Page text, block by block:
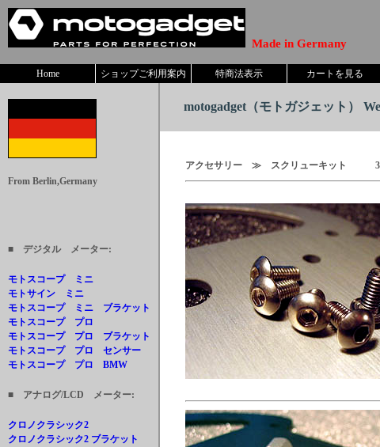
Made in Germany
Home ショップご利用案内 特商法表示 カートを見る
From Berlin,Germany
■ デジタル メーター:
モトスコープ ミニ
モトサイン ミニ
モトスコープ ミニ ブラケット
モトスコープ プロ
モトスコープ プロ ブラケット
モトスコープ プロ センサー
モトスコープ プロ BMW
■ アナログ/LCD メーター:
クロノクラシック2
クロノクラシック2 ブラケット
motogadget （モトガジェット）
アクセサリー ≫ スクリューキット